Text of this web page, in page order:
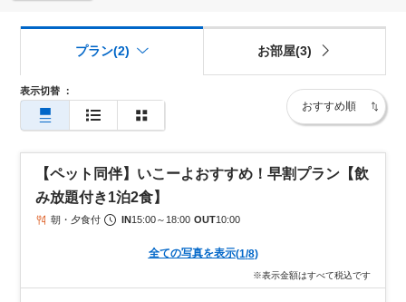
お楽しみください。
お食事は本格ガスグリルでのプライベートBBQ。東京ラスクのラ
スクパンを使った朝食フレンチトーストは絶品です！
夜はキャンプファイヤーやナイトシアター、スモアづくりや手持
東京から車で約2時間というアクセスの良さも魅力。ご家族・カッ
プル・女子旅・ペットとのお出かけにもぴったりなリゾートで
す！
表示切替 ：
プラン(2) お部屋(3)
【ペット同伴】いこーよおすすめ！早割プラン【飲
み放題付き1泊2食】
朝・夕食付 IN15:00～ 18:00 OUT10:00
全ての写真を表示(1/8)
※表示金額はすべて税込です